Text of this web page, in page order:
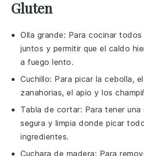
Gluten
Olla grande: Para cocinar
juntos y permitir que el caldo
a fuego lento.
Cuchillo: Para picar la cebolla,
zanahorias, el apio y los
Tabla de cortar: Para tener una
segura y limpia donde picar
ingredientes.
Cuchara de madera: Para